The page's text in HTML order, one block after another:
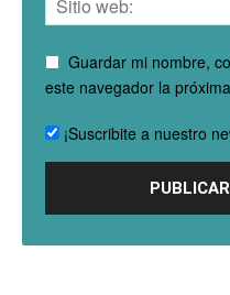
Guardar mi nombre,
este navegador la
¡Suscribite a nuestro